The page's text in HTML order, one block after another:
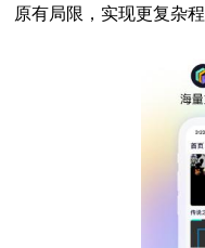
原有局限，实现更复杂程